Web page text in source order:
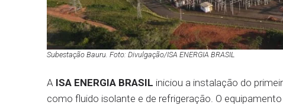
Subestação Bauru. Foto: Divulgação/ISA ENERGIA BRASIL
A ISA ENERGIA BRASIL iniciou a instalação do
como fluido isolante e de refrigeração. O